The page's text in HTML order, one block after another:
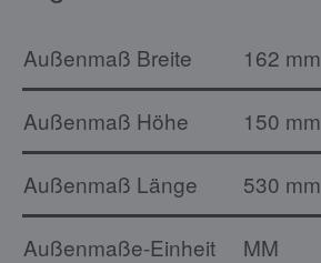
Außenmaß Breite 162 mm
Außenmaß Höhe 150 mm
Außenmaß Länge 530 mm
Außenmaße-Einheit MM